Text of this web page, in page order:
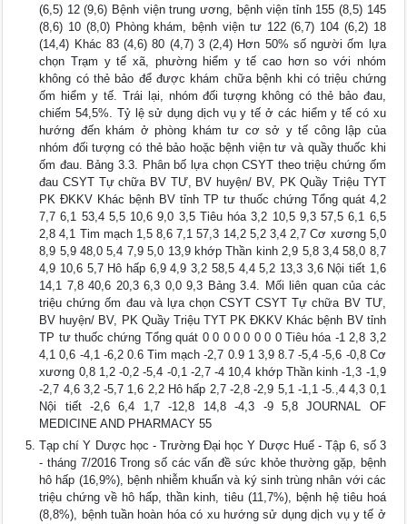
(6,5) 12 (9,6) Bệnh viện trung ương, bệnh viện tỉnh 155 (8,5) 145
(8,6) 10 (8,0) Phòng khám, bệnh viện tư 122 (6,7) 104 (6,2) 18
(14,4) Khác 83 (4,6) 80 (4,7) 3 (2,4) Hơn 50% số người ốm lựa
chọn Trạm y tế xã, phường hiểm y tế cao hơn so với nhóm
không có thẻ bảo để được khám chữa bệnh khi có triệu chứng
ốm hiểm y tế. Trái lại, nhóm đối tượng không có thẻ bảo đau,
chiếm 54,5%. Tỷ lệ sử dụng dịch vụ y tế ở các hiểm y tế có xu
hướng đến khám ở phòng khám tư cơ sở y tế công lập của
nhóm đối tượng có thẻ bảo hoặc bệnh viện tư và quầy thuốc khi
ốm đau. Bảng 3.3. Phân bố lựa chọn CSYT theo triệu chứng ốm
đau CSYT Tự chữa BV TƯ, BV huyện/ BV, PK Quầy Triệu TYT
PK ĐKKV Khác bệnh BV tỉnh TP tư thuốc chứng Tổng quát 4,2
7,7 6,1 53,4 5,5 10,6 9,0 3,5 Tiêu hóa 3,2 10,5 9,3 57,5 6,1 6,5
2,8 4,1 Tim mạch 1,5 8,6 7,1 57,3 14,2 5,2 3,4 2,7 Cơ xương 5,0
8,9 5,9 48,0 5,4 7,9 5,0 13,9 khớp Thần kinh 2,9 5,8 3,4 58,0 8,7
4,9 10,6 5,7 Hô hấp 6,9 4,9 3,2 58,5 4,4 5,2 13,3 3,6 Nội tiết 1,6
14,1 7,8 40,6 20,3 6,3 0,0 9,3 Bảng 3.4. Mối liên quan của các
triệu chứng ốm đau và lựa chọn CSYT CSYT Tự chữa BV TƯ,
BV huyện/ BV, PK Quầy Triệu TYT PK ĐKKV Khác bệnh BV tỉnh
TP tư thuốc chứng Tổng quát 0 0 0 0 0 0 0 0 Tiêu hóa -1 2,8 3,2
4,1 0,6 -4,1 -6,2 0.6 Tim mạch -2,7 0.9 1 3,9 8.7 -5,4 -5,6 -0,8 Cơ
xương 0,8 1,2 -0,2 -5,4 -0,1 -2,7 -4 10,4 khớp Thần kinh -1,3 -1,9
-2,7 4,6 3,2 -5,7 1,6 2,2 Hô hấp 2,7 -2,8 -2,9 5,1 -1,1 -5.,4 4,3 0,1
Nội tiết -2,6 6,4 1,7 -12,8 14,8 -4,3 -9 5,8 JOURNAL OF
MEDICINE AND PHARMACY 55
Tạp chí Y Dược học - Trường Đại học Y Dược Huế - Tập 6, số 3
- tháng 7/2016 Trong số các vấn đề sức khỏe thường gặp, bệnh
hô hấp (16,9%), bệnh nhiễm khuẩn và ký sinh trùng nhân với các
triệu chứng về hô hấp, thần kinh, tiêu (11,7%), bệnh hệ tiêu hoá
(8,8%), bệnh tuần hoàn hóa có xu hướng sử dụng dịch vụ y tế ở